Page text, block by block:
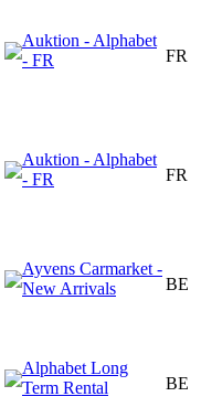
Auktion - Alphabet
- FR
FR
Auktion - Alphabet
- FR
FR
Ayvens Carmarket -
New Arrivals
BE
Alphabet Long
Term Rental
BE